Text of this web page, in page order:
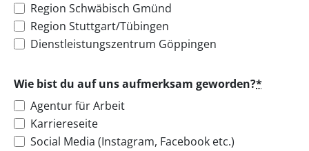
Region Schwäbisch Gmünd
Region Stuttgart/Tübingen
Dienstleistungszentrum Göppingen
Wie bist du auf uns aufmerksam geworden?*
Agentur für Arbeit
Karriereseite
Social Media (Instagram, Facebook etc.)